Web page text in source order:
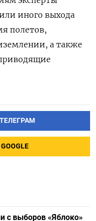
иного выхода
полетов,
а также
с выборов «Яблоко»